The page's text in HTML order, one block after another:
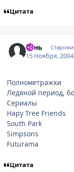
Цитата
тень
15 Ноября, 2004
Полнометражки
Ледяной период,
Сериалы
Hapy Tree Friends
South Park
Simpsons
Futurama
Цитата